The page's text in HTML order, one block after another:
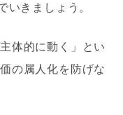
きましょう。
体的に動く」とい
の属人化を防げな